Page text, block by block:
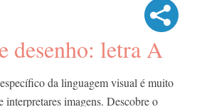
desenho: letra A
da linguagem visual é muito
interpretares imagens. Descobre o